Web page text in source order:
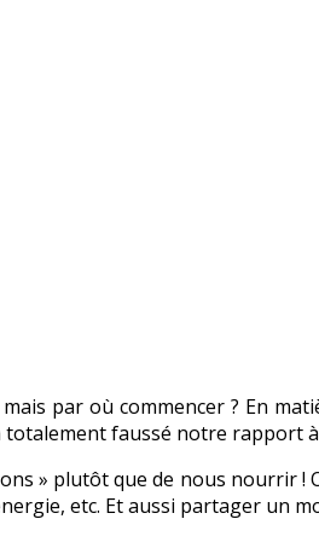
mais par où commencer ? En
totalement faussé notre rapport
» plutôt que de nous nourrir !
etc. Et aussi partager un